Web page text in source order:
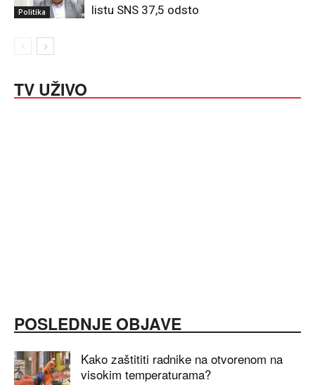
Politika
listu SNS 37,5 odsto
TV UŽIVO
POSLEDNJE OBJAVE
Kako zaštititi radnike na otvorenom na
visokim temperaturama?